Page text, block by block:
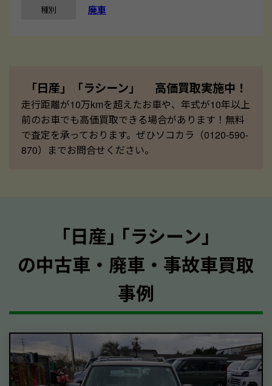
種別 廃車
「日産」「ラシーン」 高価買取実施中！
走行距離が10万kmを超えたお車や、年式が10年以上
前のお車でも高価買取できる場合があります！無料
で査定を承っております。ぜひソコカラ（0120-590-
870）までお問合せください。
｢日産｣ ｢ラシーン｣
の中古車・廃車・事故車買取
事例